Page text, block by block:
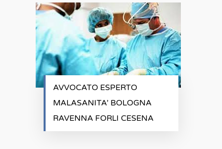
AVVOCATO ESPERTO
MALASANITA’ BOLOGNA
RAVENNA FORLI CESENA